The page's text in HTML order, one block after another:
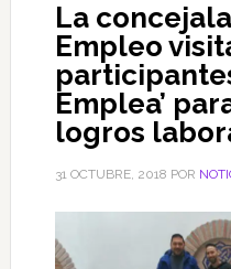
La
Empleo
Emplea’
logros
31 OCTUBRE, 2018 POR